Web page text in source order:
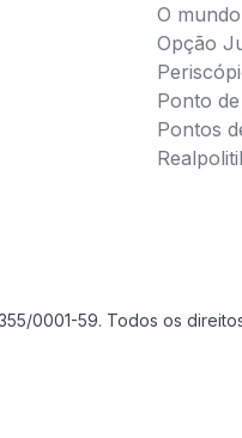
O
Opção
Ponto
Pontos
0001-59. Todos os